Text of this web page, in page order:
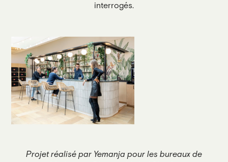
interrogés.
Projet réalisé par Yemanja pour les bureaux de